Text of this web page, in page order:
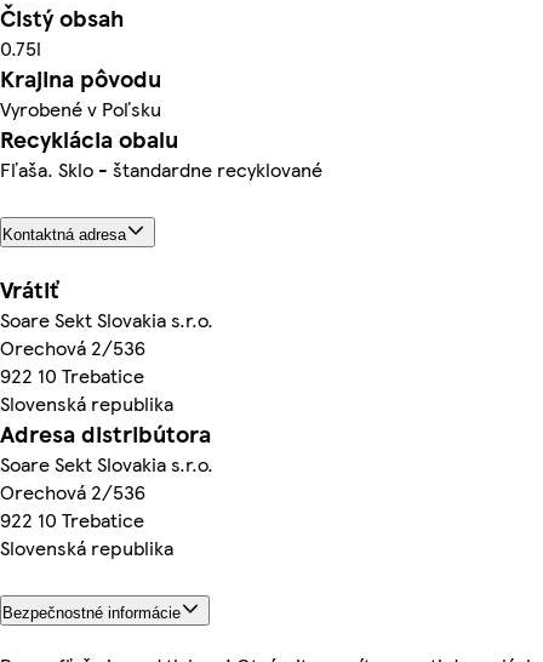
Čistý obsah
0.75l
Krajina pôvodu
Vyrobené v Poľsku
Recyklácia obalu
Fľaša. Sklo - štandardne recyklované
Kontaktná adresa
Vrátiť
Soare Sekt Slovakia s.r.o.
Orechová 2/536
922 10 Trebatice
Slovenská republika
Adresa distribútora
Soare Sekt Slovakia s.r.o.
Orechová 2/536
922 10 Trebatice
Slovenská republika
Bezpečnostné informácie